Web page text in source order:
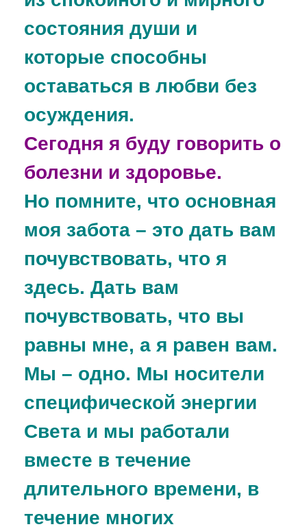
состояния души и
которые способны
оставаться в любви без
осуждения.
Сегодня я буду говорить о
болезни и здоровье.
Но помните, что основная
моя забота – это дать вам
почувствовать, что я
здесь. Дать вам
почувствовать, что вы
равны мне, а я равен вам.
Мы – одно. Мы носители
специфической энергии
Света и мы работали
вместе в течение
длительного времени, в
течение многих